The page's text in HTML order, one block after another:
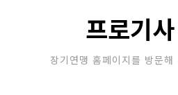
프로기
장기연맹 홈페이지를 방문